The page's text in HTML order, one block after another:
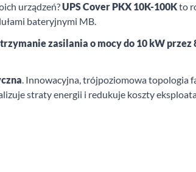
urządzeń?UPS Cover PKX 10K-100Kto
bateryjnymi MB.
zasilania o mocy do 10 kW
. Innowacyjna, trójpoziomowa topologia
straty energii i redukuje koszty